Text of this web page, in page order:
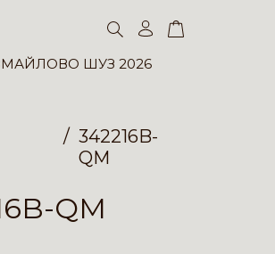
ШУЗ 2026
342216B-
QM
QM